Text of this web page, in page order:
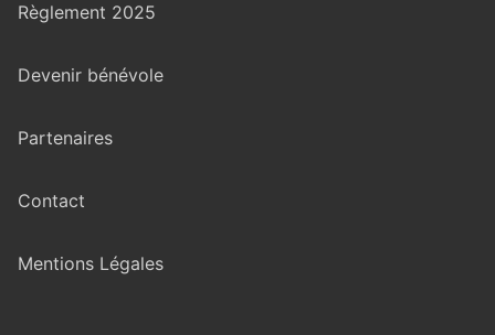
Règlement 2025
Devenir bénévole
Partenaires
Contact
Mentions Légales